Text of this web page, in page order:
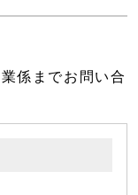
係までお問い合